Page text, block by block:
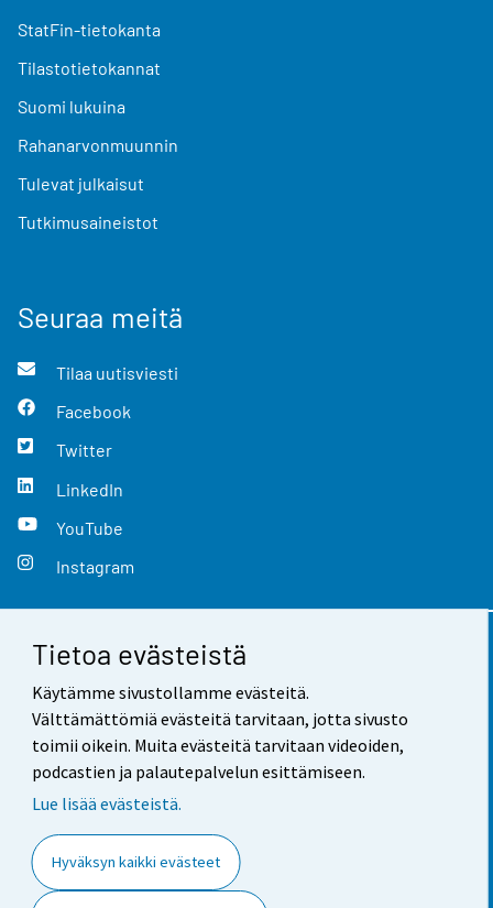
Tietoa evästeistä
Käytämme sivustollamme evästeitä.
Välttämättömiä evästeitä tarvitaan, jotta sivusto
toimii oikein. Muita evästeitä tarvitaan videoiden,
podcastien ja palautepalvelun esittämiseen.
Lue lisää evästeistä.
Hyväksyn kaikki evästeet
StatFin-tietokanta
Tilastotietokannat
Suomi lukuina
Rahanarvonmuunnin
Tulevat julkaisut
Tutkimusaineistot
Seuraa meitä
Tilaa uutisviesti
Facebook
Twitter
LinkedIn
YouTube
Instagram
Yhteystiedot
Palaute
Käyttöehdot
Saavutettavuus
Tietoa sivustosta